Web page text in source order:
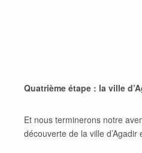
Quatrième étape : la ville
Et nous terminerons notre
découverte de la ville d’Agadir